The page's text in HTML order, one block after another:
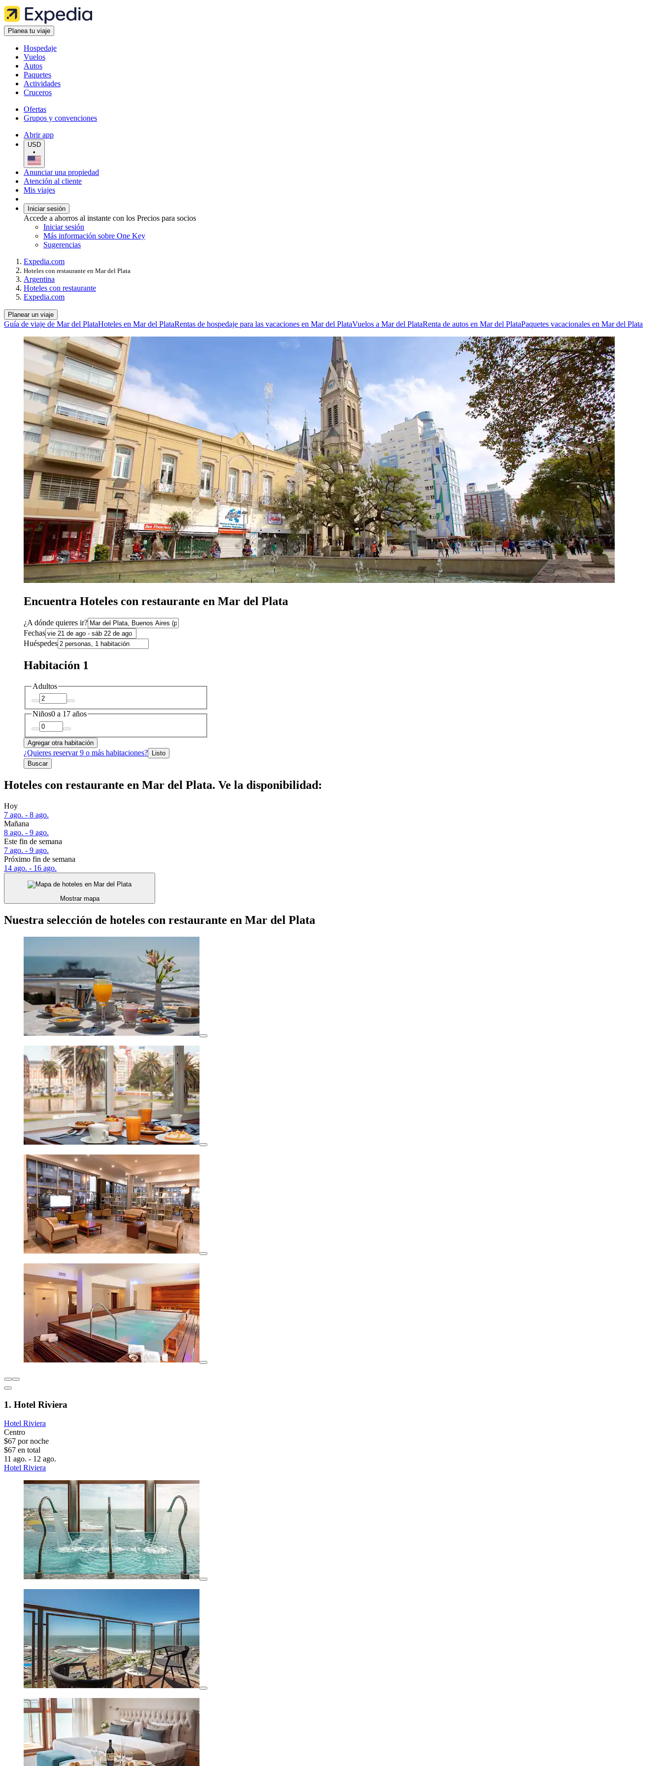
Planea tu viaje
Hospedaje
Vuelos
Autos
Paquetes
Actividades
Cruceros
Ofertas
Grupos y convenciones
Abrir app
USD
•
Anunciar una propiedad
Atención al cliente
Mis viajes
Iniciar sesión
Accede a ahorros al instante con los Precios para socios
Iniciar sesión
Más información sobre One Key
Sugerencias
Expedia.com
Hoteles con restaurante en Mar del Plata
Argentina
Hoteles con restaurante
Expedia.com
Planear un viaje
Guía de viaje de Mar del PlataHoteles en Mar del PlataRentas de hospedaje para las vacaciones en Mar del PlataVuelos a Mar del PlataRenta de autos en Mar del PlataPaquetes vacacionales en Mar del Plata
Encuentra Hoteles con restaurante en Mar del Plata
¿A dónde quieres ir?
Fechas
Huéspedes
Habitación 1
Adultos
Niños0 a 17 años
Agregar otra habitación
¿Quieres reservar 9 o más habitaciones? Listo
Buscar
Hoteles con restaurante en Mar del Plata. Ve la disponibilidad:
Hoy
7 ago. - 8 ago.
Mañana
8 ago. - 9 ago.
Este fin de semana
7 ago. - 9 ago.
Próximo fin de semana
14 ago. - 16 ago.
Mostrar mapa
Nuestra selección de hoteles con restaurante en Mar del Plata
1. Hotel Riviera
Hotel Riviera
Centro
$67 por noche
$67 en total
11 ago. - 12 ago.
Hotel Riviera